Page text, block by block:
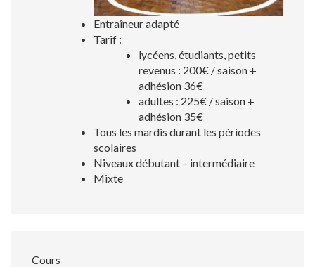
Entraîneur adapté
Tarif :
lycéens, étudiants, petits
revenus : 200€ / saison +
adhésion 36€
adultes : 225€ / saison +
adhésion 35€
Tous les mardis durant les périodes
scolaires
Niveaux débutant – intermédiaire
Mixte
Cours